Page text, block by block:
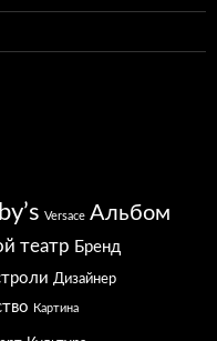
Versace Альбом
театр Бренд
Дизайнер
Картина